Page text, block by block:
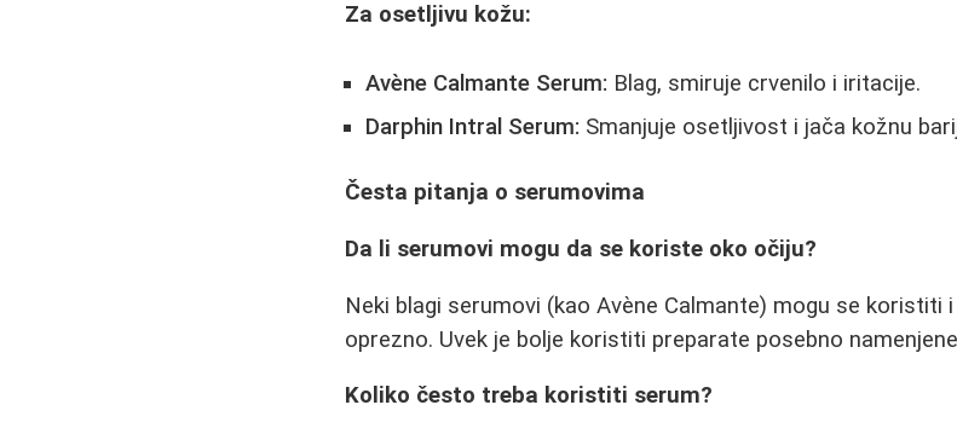
Za osetljivu kožu:
Avène Calmante Serum: Blag, smiruje crvenilo i iritacije.
Darphin Intral Serum: Smanjuje osetljivost i jača kožnu
Česta pitanja o serumovima
Da li serumovi mogu da se koriste oko očiju?
Neki blagi serumovi (kao Avène Calmante) mogu se koristiti
oprezno. Uvek je bolje koristiti preparate posebno
Koliko često treba koristiti serum?